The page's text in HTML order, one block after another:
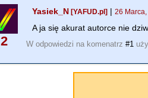
2
Yasiek_N [YAFUD.pl] |26
A ja się akurat autorce nie
W odpowiedzi na komenatrz#1